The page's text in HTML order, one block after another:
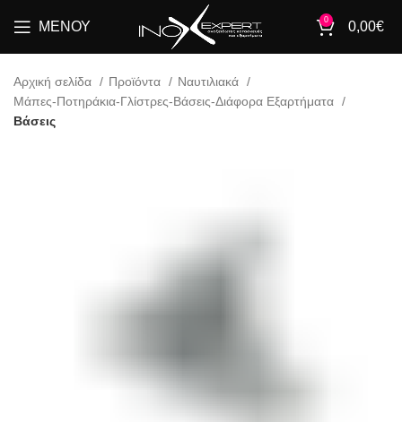
ΜΕΝΟΎ 0 0,00€
Αρχική σελίδα Προϊόντα
Ναυτιλιακά
Μάπες-Ποτηράκια-Γλίστρες-Βάσεις-Διάφορα Εξαρτήματα
Βάσεις